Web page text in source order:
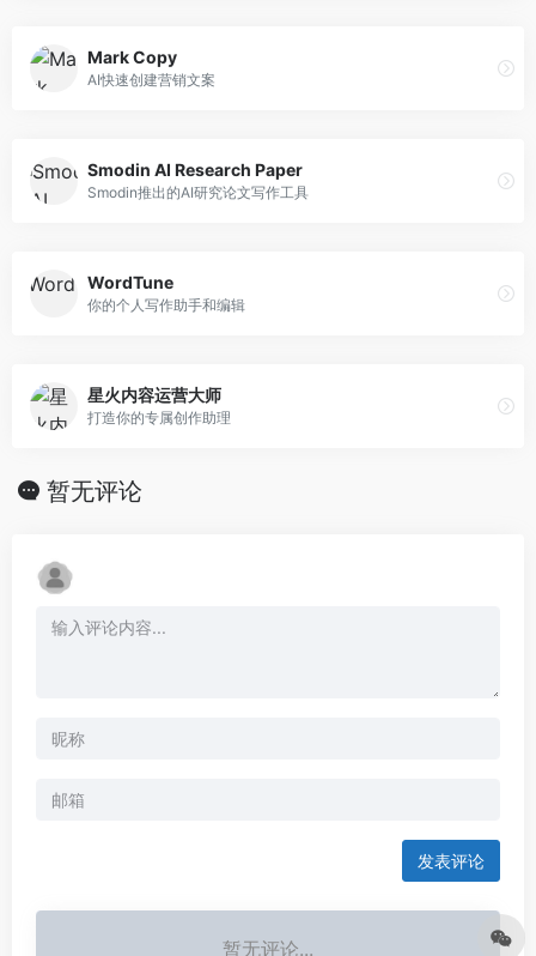
Mark Copy
AI快速创建营销文案
Smodin AI Research Paper
Smodin推出的AI研究论文写作工具
WordTune
你的个人写作助手和编辑
星火内容运营大师
打造你的专属创作助理
暂无评论
发表评论
暂无评论...